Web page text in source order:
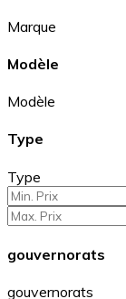
Marque
Modèle
Modèle
Type
Type
gouvernorats
gouvernorats